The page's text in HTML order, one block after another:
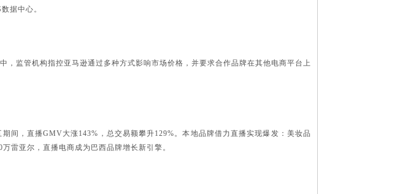
据中心。
监管机构指控亚马逊通过多种方式影响市场价格，并要求合作品牌在其他电商平台上
间，直播GMV大涨143%，总交易额攀升129%。本地品牌借力直播实现爆发：美妆品
雷亚尔，直播电商成为巴西品牌增长新引擎。